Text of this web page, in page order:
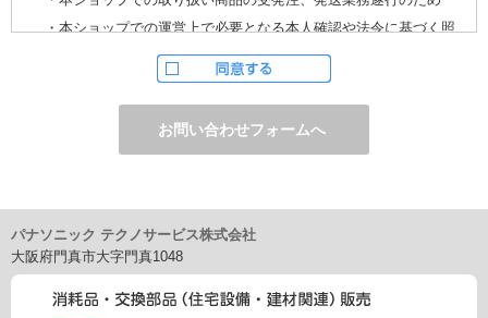
・本ショップでの運営上で必要となる本人確認や法令に基づく照
ただし、お申し込みフォーム上でご希望の方のみに、下記サービ
・電子メール、ダイレクトメールなどによる情報のご提供
（1）ご提供情報の分野
・住宅関連設備・建材、家電製品、住まいづくり(新築・リフォー
車載関連商品など
（2）ご提供情報の概要
・商品、サービスに関するご提案
・商品サポート、メンテナンスに関するご提案
・キャンペーン、フェアー、イベントに関する情報ご提供
・アンケート、商品モニターに関する情報ご提供など
パナソニック テクノサービス株式会社
大阪府門真市大字門真1048